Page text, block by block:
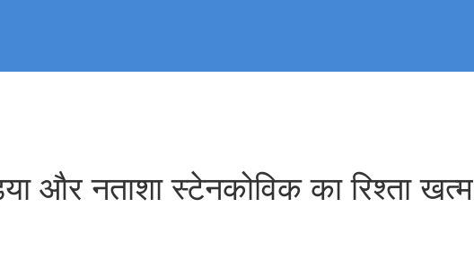
और नताशा स्टेनकोविक का रिश्ता खत्म